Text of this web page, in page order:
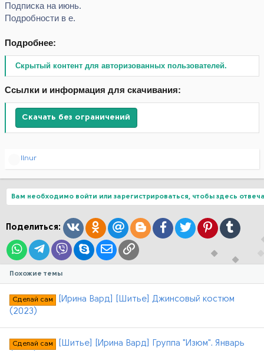
Подписка на июнь.
Подробности в е.
Подробнее:
Скрытый контент для авторизованных пользователей.
Ссылки и информация для скачивания:
Скачать без ограничений
Р
ц
и
:
Ilnur
Вам необходимо войти или зарегистрироваться, чтобы здесь
Поделиться: ВконтактеОдноклассники
Mail.ruBloggerFacebook
TwitterPinterestTumblr
WhatsAppTelegram
ViberSkypeЭлектронная почта
Ссылка
Похожие темы
Сделай сам
[Ирина Вард] [Шитье] Джинсовый костюм
(2023)
Сделай сам
[Шитье] [Ирина Вард] Группа "Изюм". Январь